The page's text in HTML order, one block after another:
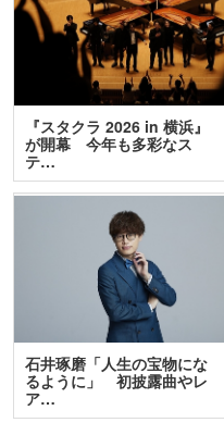
『スタクラ 2026 in 横浜』
が開幕 今年も多彩なス
テ…
石井琢磨「人生の宝物にな
るように」 初披露曲やレ
ア…